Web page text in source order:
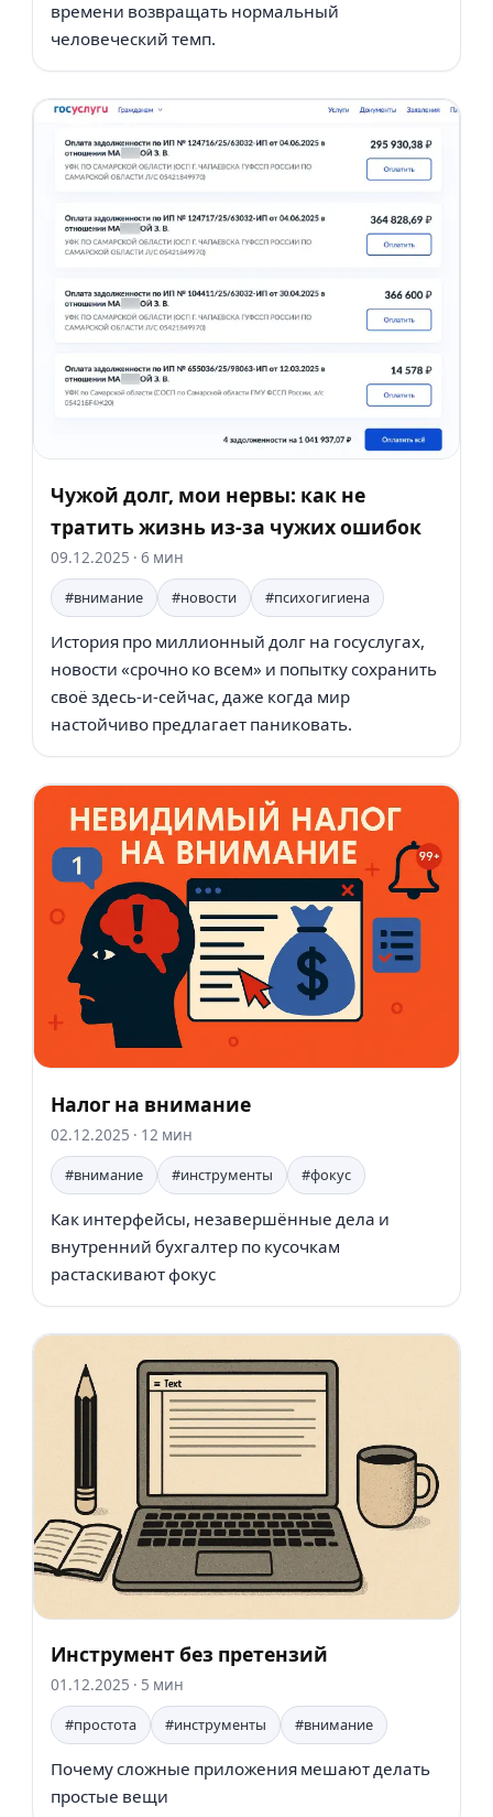
времени возвращать нормальный
человеческий темп.
Чужой долг, мои нервы: как не
тратить жизнь из-за чужих ошибок
09.12.2025 · 6 мин
#внимание
#новости #психогигиена
История про миллионный долг на госуслугах,
новости «срочно ко всем» и попытку сохранить
своё здесь-и-сейчас, даже когда мир
настойчиво предлагает паниковать.
Налог на внимание
02.12.2025 · 12 мин
#внимание
#инструменты #фокус
Как интерфейсы, незавершённые дела и
внутренний бухгалтер по кусочкам
растаскивают фокус
Инструмент без претензий
01.12.2025 · 5 мин
#простота
#инструменты #внимание
Почему сложные приложения мешают делать
простые вещи